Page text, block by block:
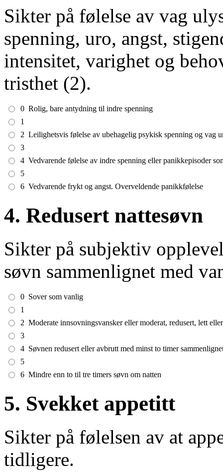
Sikter på følelse av vag
spenning, uro, angst,
intensitet, varighet og
tristhet (2).
0 Rolig, bare antydning til indre spenning
1
2 Leilighetsvis følelse av ubehagelig psykisk spenning og vag
3
4 Vedvarende følelse av indre spenning eller panikkepisoder
5
6 Vedvarende frykt og angst. Overveldende panikkfølelse
4. Redusert nattesøvn
Sikter på subjektiv
søvn sammenlignet med
0 Sover som vanlig
1
2 Moderate innsovningsvansker eller moderat, redusert, lett
3
4 Søvnen redusert eller avbrutt med minst to timer
5
6 Mindre enn to til tre timers søvn om natten
5. Svekket appetitt
Sikter på følelsen av at
tidligere.